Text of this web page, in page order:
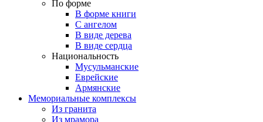
По форме
В форме книги
С ангелом
В виде дерева
В виде сердца
Национальность
Мусульманские
Еврейские
Армянские
Мемориальные комплексы
Из гранита
Из мрамора